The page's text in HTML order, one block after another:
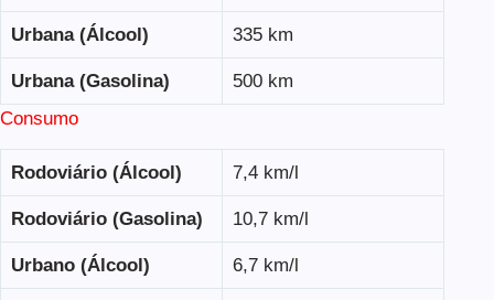
Urbana (Álcool) 335 km
Urbana (Gasolina)
500 km
Consumo
Rodoviário (Álcool) 7,4 km/l
Rodoviário (Gasolina) 10,7 km/l
Urbano (Álcool) 6,7 km/l